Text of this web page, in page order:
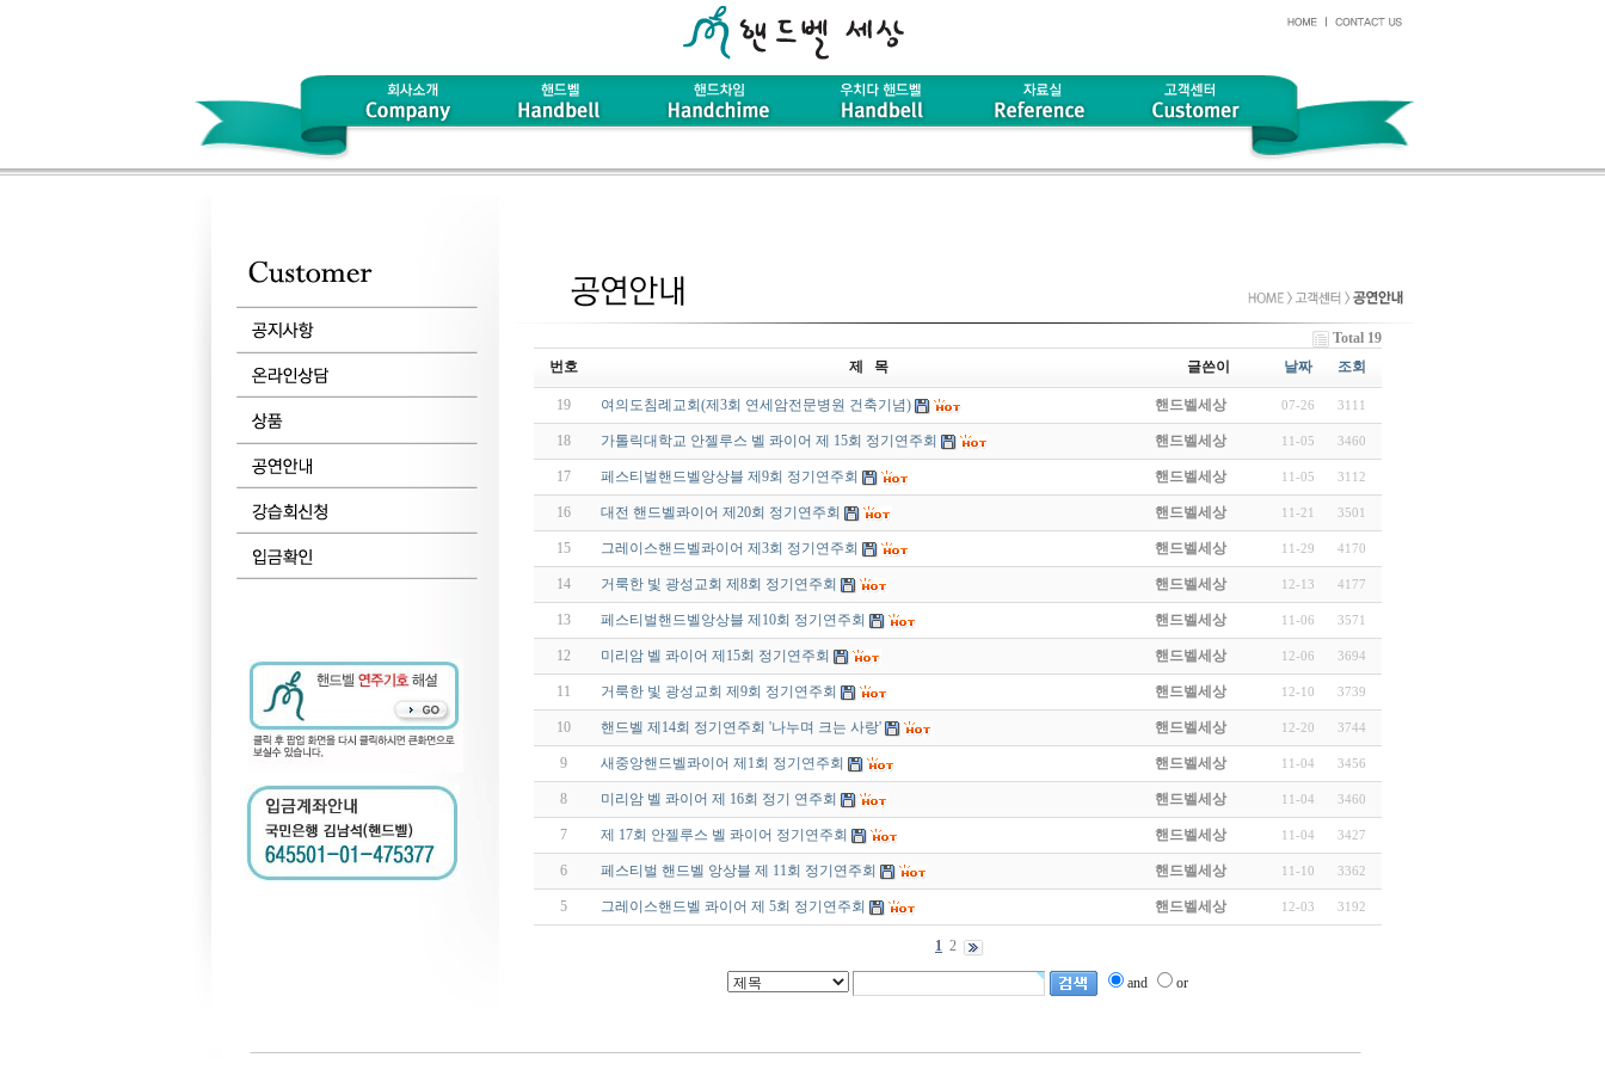
Total 19
번호
제 목 글쓴이 날짜 조회
19 여의도침례교회(제3회 연세암전문병원 건축기념) 핸드벨세상 07-26 3111
18 가톨릭대학교 안젤루스 벨 콰이어 제 15회 정기연주회 핸드벨세상 11-05 3460
17 페스티벌핸드벨앙상블 제9회 정기연주회 핸드벨세상 11-05 3112
16 대전 핸드벨콰이어 제20회 정기연주회 핸드벨세상 11-21 3501
15 그레이스핸드벨콰이어 제3회 정기연주회 핸드벨세상 11-29 4170
14 거룩한 빛 광성교회 제8회 정기연주회 핸드벨세상 12-13 4177
13 페스티벌핸드벨앙상블 제10회 정기연주회 핸드벨세상 11-06 3571
12 미리암 벨 콰이어 제15회 정기연주회 핸드벨세상 12-06 3694
11 거룩한 빛 광성교회 제9회 정기연주회 핸드벨세상 12-10 3739
10 핸드벨 제14회 정기연주회 '나누며 크는 사랑' 핸드벨세상 12-20 3744
9 새중앙핸드벨콰이어 제1회 정기연주회 핸드벨세상 11-04 3456
8 미리암 벨 콰이어 제 16회 정기 연주회 핸드벨세상 11-04 3460
7 제 17회 안젤루스 벨 콰이어 정기연주회 핸드벨세상 11-04 3427
6 페스티벌 핸드벨 앙상블 제 11회 정기연주회 핸드벨세상 11-10 3362
5 그레이스핸드벨 콰이어 제 5회 정기연주회 핸드벨세상 12-03 3192
1 2
and or